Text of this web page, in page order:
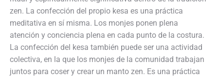
zen. La confección del propio kesa es una práctica
meditativa en sí misma. Los monjes ponen plena
atención y conciencia plena en cada punto de la costura.
La confección del kesa también puede ser una actividad
colectiva, en la que los monjes de la comunidad trabajan
juntos para coser y crear un manto zen. Es una práctica